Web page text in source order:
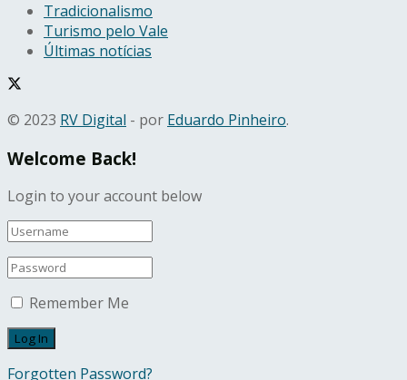
Tradicionalismo
Turismo pelo Vale
Últimas notícias
© 2023 RV Digital - por Eduardo Pinheiro.
Welcome Back!
Login to your account below
Remember Me
Forgotten Password?